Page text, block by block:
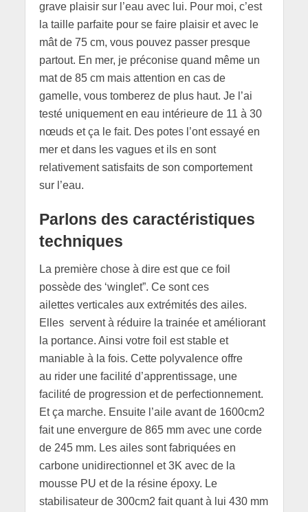
grave plaisir sur l’eau avec lui. Pour moi, c’est
la taille parfaite pour se faire plaisir et avec le
mât de 75 cm, vous pouvez passer presque
partout. En mer, je préconise quand même un
mat de 85 cm mais attention en cas de
gamelle, vous tomberez de plus haut. Je l’ai
testé uniquement en eau intérieure de 11 à 30
nœuds et ça le fait. Des potes l’ont essayé en
mer et dans les vagues et ils en sont
relativement satisfaits de son comportement
sur l’eau.
Parlons des caractéristiques
techniques
La première chose à dire est que ce foil
possède des ‘winglet”. Ce sont ces
ailettes verticales aux extrémités des ailes.
Elles servent à réduire la trainée et améliorant
la portance. Ainsi votre foil est stable et
maniable à la fois. Cette polyvalence offre
au rider une facilité d’apprentissage, une
facilité de progression et de perfectionnement.
Et ça marche. Ensuite l’aile avant de 1600cm2
fait une envergure de 865 mm avec une corde
de 245 mm. Les ailes sont fabriquées en
carbone unidirectionnel et 3K avec de la
mousse PU et de la résine époxy. Le
stabilisateur de 300cm2 fait quant à lui 430 mm